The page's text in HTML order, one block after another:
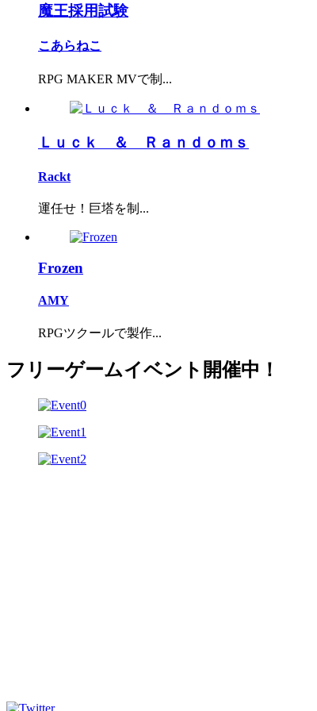
魔王採用試験
こあらねこ
RPG MAKER MVで制...
Ｌｕｃｋ ＆ Ｒａｎｄｏｍｓ
Rackt
運任せ！巨塔を制...
Frozen
AMY
RPGツクールで製作...
フリーゲームイベント開催中！